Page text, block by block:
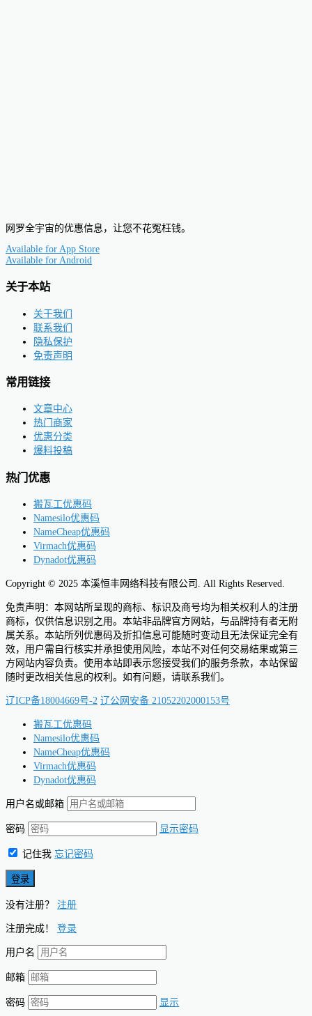
网罗全宇宙的优惠信息，让您不花冤枉钱。
Available for App Store
Available for Android
关于本站
关于我们
联系我们
隐私保护
免责声明
常用链接
文章中心
热门商家
优惠分类
爆料投稿
热门优惠
搬瓦工优惠码
Namesilo优惠码
NameCheap优惠码
Virmach优惠码
Dynadot优惠码
Copyright © 2025 本溪恒丰网络科技有限公司. All Rights Reserved.
免责声明：本网站所呈现的商标、标识及商号均为相关权利人的注册
商标，仅供信息识别之用。本站非品牌官方网站，与品牌持有者无附
属关系。本站所列优惠码及折扣信息可能随时变动且无法保证完全有
效，用户需自行核实并承担使用风险，本站不对任何交易结果或第三
方网站内容负责。使用本站即表示您接受我们的服务条款，本站保留
随时更改相关信息的权利。如有问题，请联系我们。
辽ICP备18004669号-2 辽公网安备 21052202000153号
搬瓦工优惠码
Namesilo优惠码
NameCheap优惠码
Virmach优惠码
Dynadot优惠码
用户名或邮箱
密码 显示密码
记住我 忘记密码
没有注册？ 注册
注册完成！ 登录
用户名
邮箱
密码 显示